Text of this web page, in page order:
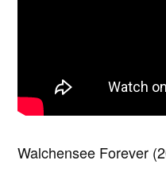
Walchensee Forever